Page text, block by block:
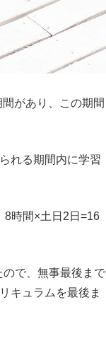
があり、この期間
れる期間内に学習
8時間×土日2日=16
で、無事最後まで
キュラムを最後ま